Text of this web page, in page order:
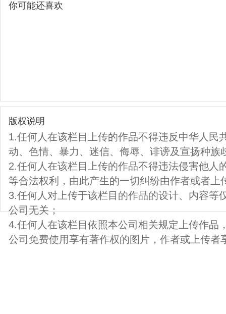
你可能还喜欢
版权说明
1.任何人在该栏目上传的作品不得违反中华人民
动、色情、暴力、迷信、侮辱、诽谤及宣扬种族
2.任何人在该栏目上传的作品不得违法侵害他人
等合法权利，由此产生的一切纠纷由作者或者上
3.任何人对上传于该栏目的作品的设计、内容等
公司无关；
4.任何人在该栏目依照本公司相关规定上传作品
公司免费使用享有著作权的图片，作者或上传者